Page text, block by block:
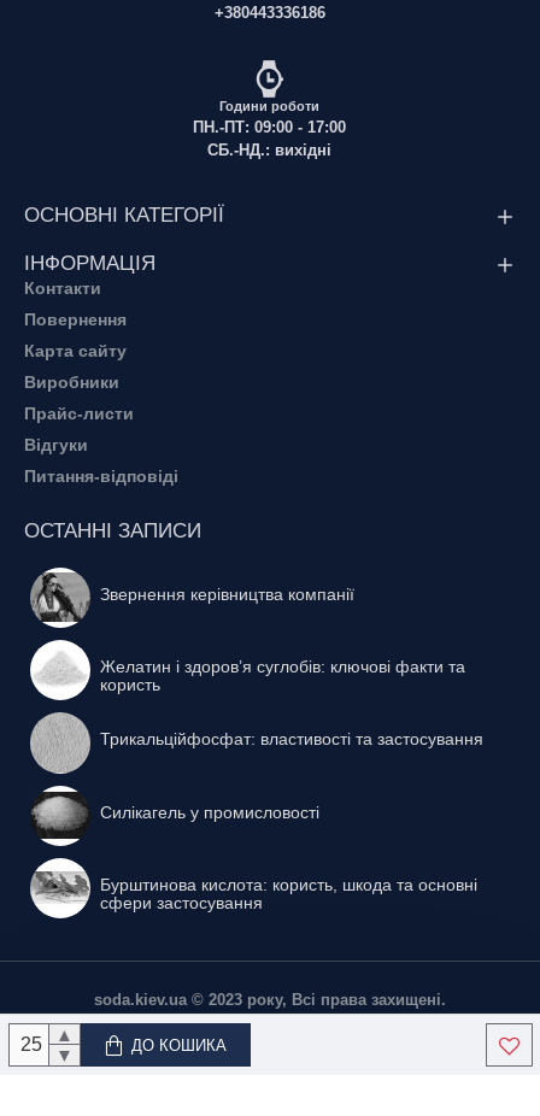
▲
▼
ДО КОШИКА
+380443336186
Години роботи
ПН.-ПТ: 09:00 - 17:00
СБ.-НД.: вихідні
ОСНОВНІ КАТЕГОРІЇ
ІНФОРМАЦІЯ
Контакти
Повернення
Карта сайту
Виробники
Прайс-листи
Відгуки
Питання-відповіді
ОСТАННІ ЗАПИСИ
Звернення керівництва компанії
Желатин і здоров’я суглобів: ключові факти та
користь
Трикальційфосфат: властивості та застосування
Силікагель у промисловості
Бурштинова кислота: користь, шкода та основні
сфери застосування
soda.kiev.ua © 2023 року, Всі права захищені.